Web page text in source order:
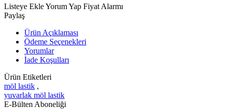
Listeye EkleYorum Yap Fiyat Alarmı
Paylaş
Ürün Açıklaması
Ödeme Seçenekleri
Yorumlar
İade Koşulları
Ürün Etiketleri
möl lastik ,
yuvarlak möl lastik
E-Bülten Aboneliği